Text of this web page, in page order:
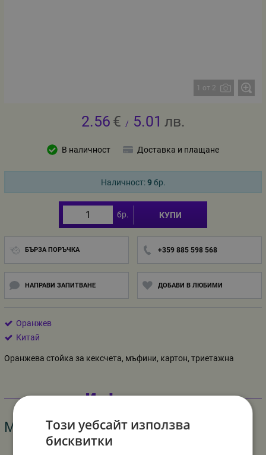
1 от 2
2.56 € / 5.01 лв.
В наличност Доставка и плащане
Наличност:9бр.
бр. КУПИ
БЪРЗА ПОРЪЧКА +359 885 598 568
НАПРАВИ ЗАПИТВАНЕ ДОБАВИ В ЛЮБИМИ
Оранжев
Китай
Оранжева стойка за кексчета, мъфини, картон, триетажна
Информация
Материал: картон
Този уебсайт използва
бисквитки